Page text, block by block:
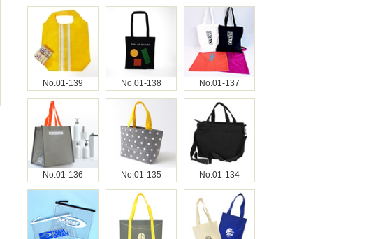
No.01-139 No.01-138 No.01-137
No.01-136 No.01-135 No.01-134